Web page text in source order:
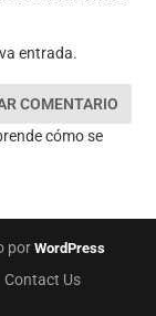
entrada.
cómo se
por WordPress
Contact Us